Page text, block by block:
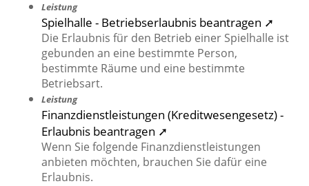
Leistung
Spielhalle - Betriebserlaubnis beantragen ➚
Die Erlaubnis für den Betrieb einer Spielhalle ist
gebunden an eine bestimmte Person,
bestimmte Räume und eine bestimmte
Betriebsart.
Leistung
Finanzdienstleistungen (Kreditwesengesetz) -
Erlaubnis beantragen ➚
Wenn Sie folgende Finanzdienstleistungen
anbieten möchten, brauchen Sie dafür eine
Erlaubnis.